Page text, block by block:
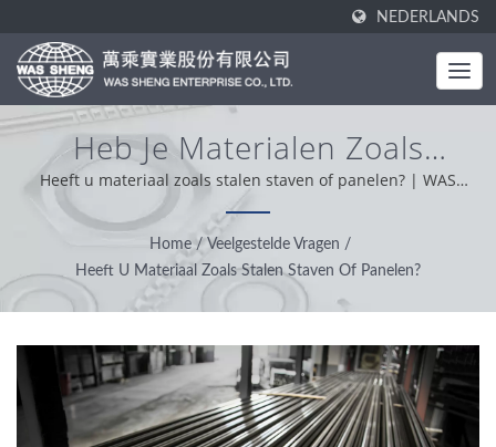
NEDERLANDS
Heb Je Materialen Zoals
Staalstaven Of Panelen? |
Metaalcomponenten &
Aluminium Extrusieproductie |
WAS SHENG
Heeft u materiaal zoals stalen staven of panelen? | WAS
SHENG is opgericht in 1985. Als een one-stop fabrikant is
onze kernwaarde professioneel, handig en
probleemoplossend. Op basis van onze klantenondersteuning
wereldwijd, werken we met integriteit, pragmatische en
betrouwbare houding en bieden we de beste service en
Home / Veelgestelde Vragen /
Heeft U Materiaal Zoals Stalen Staven Of Panelen?